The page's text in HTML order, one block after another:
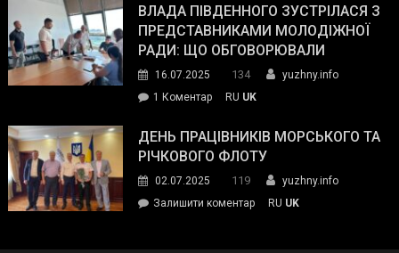
окупанти.
Маємо
діяти
команда
Південного
провів
інспекцію
укриття
ВЛАДА ПІВДЕННОГО ЗУСТРІЛАСЯ З
ПРЕДСТАВНИКАМИ МОЛОДІЖНОЇ
РАДИ: ЩО ОБГОВОРЮВАЛИ
16.07.2025 134
yuzhny.info
1 Коментардо
Південного
зустрілася
представниками
молодіжної
RU UK
ДЕНЬ ПРАЦІВНИКІВ МОРСЬКОГО ТА
РІЧКОВОГО ФЛОТУ
02.07.2025 119
yuzhny.info
Залишити коментарon
RU UK